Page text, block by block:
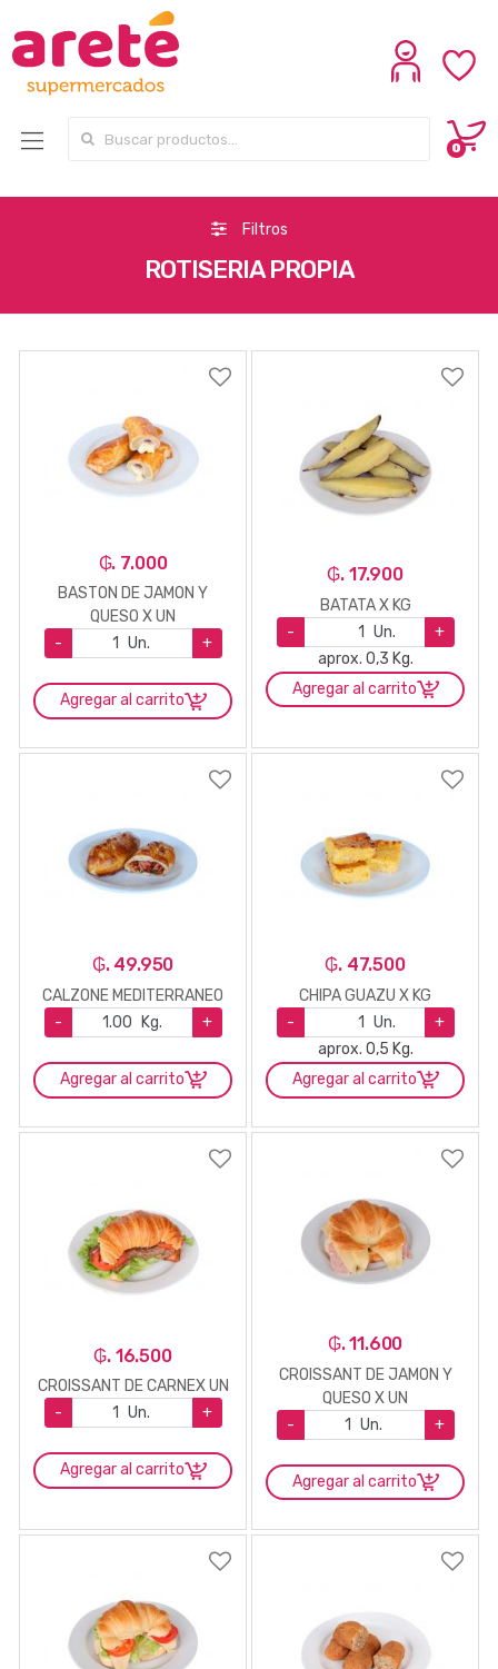
Search for:
0
Filtros
ROTISERIA PROPIA
₲. 7.000
BASTON DE JAMON Y
QUESO X UN
-
Un. +
Agregar al carrito
₲. 17.900
BATATA X KG
-
Un.
+
aprox. 0,3 Kg.
Agregar al carrito
₲. 49.950
CALZONE MEDITERRANEO
-
Kg. +
Agregar al carrito
₲. 47.500
CHIPA GUAZU X KG
-
Un.
+
aprox. 0,5 Kg.
Agregar al carrito
₲. 16.500
CROISSANT DE CARNEX UN
-
Un. +
Agregar al carrito
₲. 11.600
CROISSANT DE JAMON Y
QUESO X UN
-
Un. +
Agregar al carrito